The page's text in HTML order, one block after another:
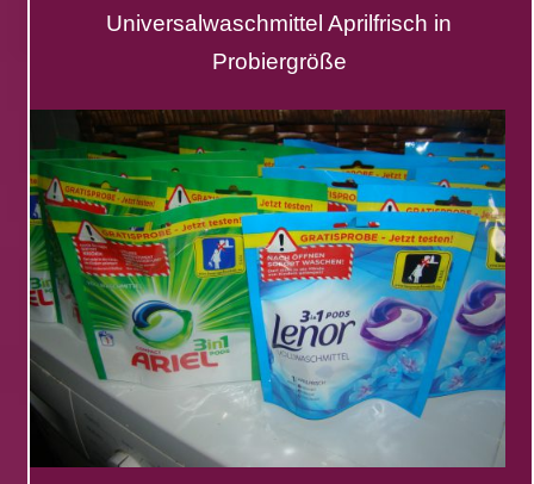
Universalwaschmittel Aprilfrisch in
Probiergröße